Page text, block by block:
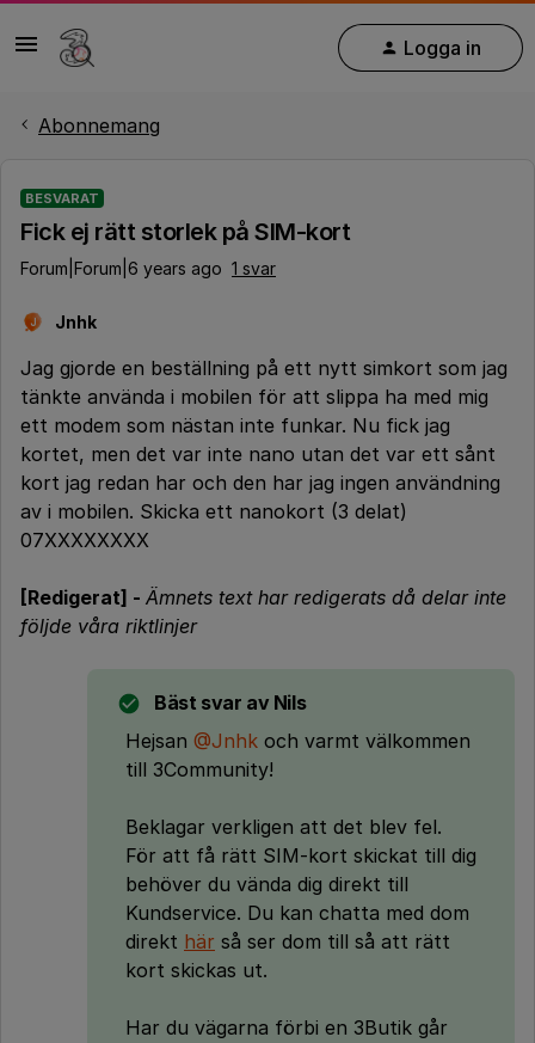
Logga in
Abonnemang
BESVARAT
Fick ej rätt storlek på SIM-kort
Forum|Forum|6 years ago 1 svar
J Jnhk
Jag gjorde en beställning på ett nytt simkort som jag
tänkte använda i mobilen för att slippa ha med mig
ett modem som nästan inte funkar. Nu fick jag
kortet, men det var inte nano utan det var ett sånt
kort jag redan har och den har jag ingen användning
av i mobilen. Skicka ett nanokort (3 delat)
07XXXXXXXX
[Redigerat] - Ämnets text har redigerats då delar inte
följde våra riktlinjer
Bäst svar av Nils
Hejsan @Jnhk och varmt välkommen
till 3Community!
Beklagar verkligen att det blev fel.
För att få rätt SIM-kort skickat till dig
behöver du vända dig direkt till
Kundservice. Du kan chatta med dom
direkt här så ser dom till så att rätt
kort skickas ut.
Har du vägarna förbi en 3Butik går